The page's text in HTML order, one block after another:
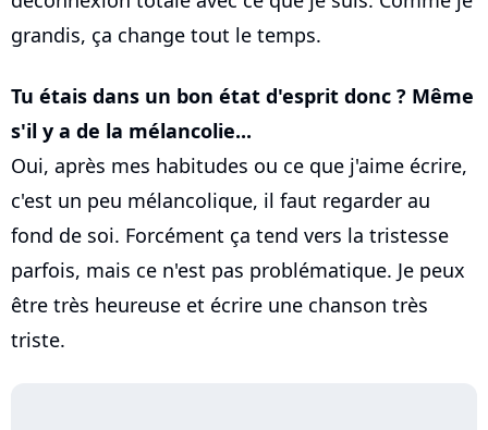
grandis, ça change tout le temps.
Tu étais dans un bon état d'esprit donc ? Même
s'il y a de la mélancolie...
Oui, après mes habitudes ou ce que j'aime écrire,
c'est un peu mélancolique, il faut regarder au
fond de soi. Forcément ça tend vers la tristesse
parfois, mais ce n'est pas problématique. Je peux
être très heureuse et écrire une chanson très
triste.